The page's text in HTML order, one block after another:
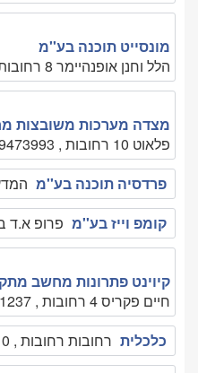
מונסייט תוכנה בע''מ
הלל וחנן אופנהיימר 8 רחובות , 089462552
מצדה מערכות משובצות
פלאוט 10 רחובות , 089473993
פרדסיה תוכנה בע''מ המדע 1 רחובות ,
קומפ וייז בע''מ פרופ א.ד ברגמן 2
קיוינט פתרונות מחשב
חיים פקריס 4 רחובות , 089461237
כלכלית רחובות רחובות , 0772034710